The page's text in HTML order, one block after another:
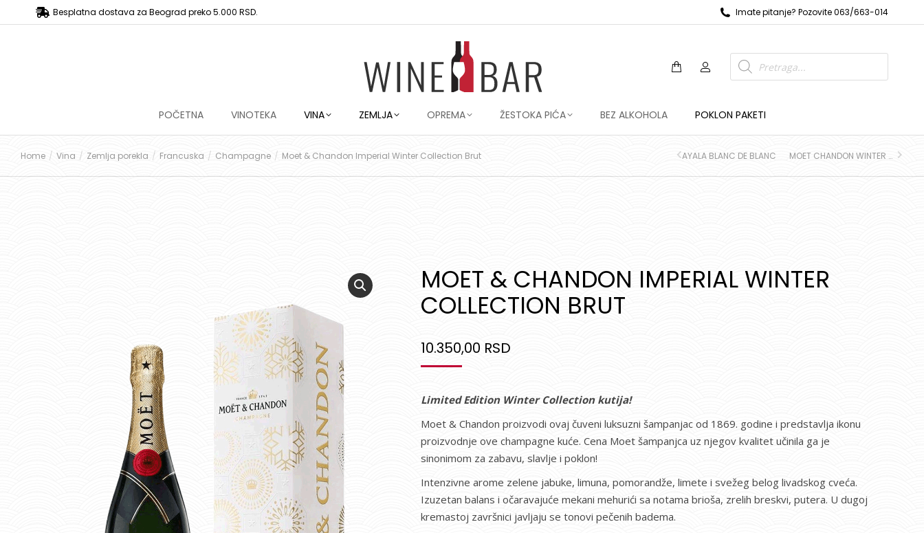
Besplatna dostava za Beograd preko 5.000 RSD. Imate pitanje? Pozovite 063/663-014
POČETNA VINOTEKA VINA ZEMLJA OPREMA ŽESTOKA PIĆA BEZ ALKOHOLA POKLON PAKETI
You are here:
Home Vina Zemlja porekla Francuska Champagne Moet & Chandon Imperial Winter Collection Brut AYALA BLANC DE BLANC MOET CHANDON WINTER COLLECTION ROSE
MOET & CHANDON IMPERIAL WINTER
COLLECTION BRUT
10.350,00 RSD
Limited Edition Winter Collection kutija!
Moet & Chandon proizvodi ovaj čuveni luksuzni šampanjac od 1869. godine i predstavlja ikonu
proizvodnje ove champagne kuće. Cena Moet šampanjca uz njegov kvalitet učinila ga je
sinonimom za zabavu, slavlje i poklon!
Intenzivne arome zelene jabuke, limuna, pomorandže, limete i svežeg belog livadskog cveća.
Izuzetan balans i očaravajuće mekani mehurići sa notama brioša, zrelih breskvi, putera. U dugoj
kremastoj završnici javljaju se tonovi pečenih badema.